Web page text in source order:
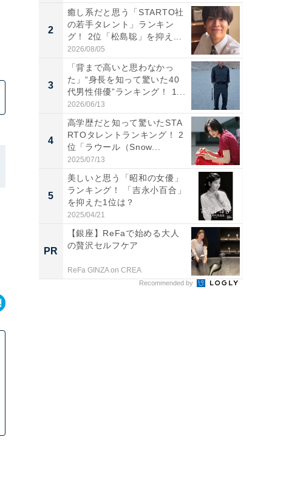
2
癒し系だと思う「STARTO社
の若手タレント」ランキン
グ！ 2位「松島聡」を抑え...
2026/08/05
3
「背まで高いと思わなかっ
た」“身長を知って驚いた40
代男性俳優”ランキング！ 1...
2026/06/13
4
高学歴だと知って驚いたSTA
RTOタレントランキング！ 2
位「ラウール（Snow...
2025/07/13
5
美しいと思う「昭和の女優」
ランキング！ 「吉永小百合」
を抑えた1位は？
2025/04/21
PR
【銀座】ReFaで始める大人
の贅沢セルフケア
ReFa GINZA on CREA
Recommended by